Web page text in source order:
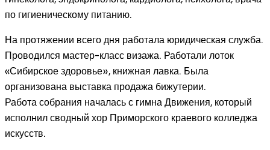
по гигиеническому питанию.
На протяжении всего дня работала юридическая служба.
Проводился мастер-класс визажа. Работали лоток
«Сибирское здоровье», книжная лавка. Была
организована выставка продажа бижутерии.
Работа собрания началась с гимна Движения, который
исполнил сводный хор Приморского краевого колледжа
искусств.